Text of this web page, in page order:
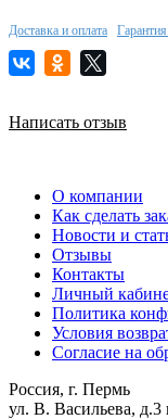
Доставка и оплата
Написать отзыв
О компании
Как сделать
Новости и
Отзывы
Контакты
Личный
Политика
Условия
Согласие на
Россия, г. Пермь
ул. В. Васильева, д.3